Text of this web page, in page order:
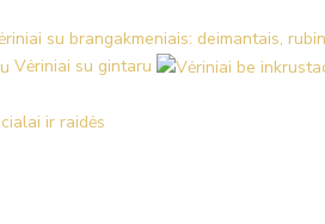
Vėriniai su gintaru
ir raidės